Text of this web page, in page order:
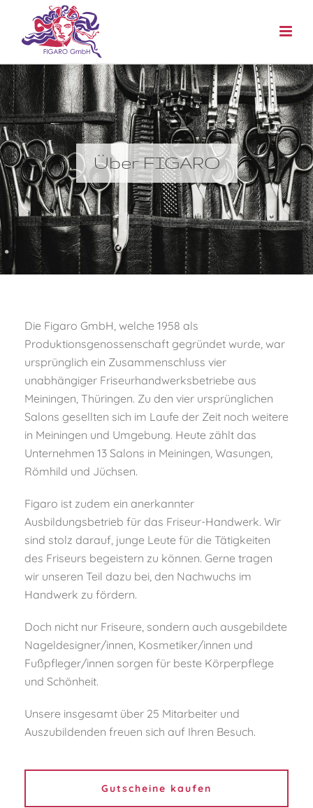
Über FIGARO
Die Figaro GmbH, welche 1958 als
Produktionsgenossenschaft gegründet wurde, war
ursprünglich ein Zusammenschluss vier
unabhängiger Friseurhandwerksbetriebe aus
Meiningen, Thüringen. Zu den vier ursprünglichen
Salons gesellten sich im Laufe der Zeit noch weitere
in Meiningen und Umgebung. Heute zählt das
Unternehmen 13 Salons in Meiningen, Wasungen,
Römhild und Jüchsen.
Figaro ist zudem ein anerkannter
Ausbildungsbetrieb für das Friseur-Handwerk. Wir
sind stolz darauf, junge Leute für die Tätigkeiten
des Friseurs begeistern zu können. Gerne tragen
wir unseren Teil dazu bei, den Nachwuchs im
Handwerk zu fördern.
Doch nicht nur Friseure, sondern auch ausgebildete
Nageldesigner/innen, Kosmetiker/innen und
Fußpfleger/innen sorgen für beste Körperpflege
und Schönheit.
Unsere insgesamt über 25 Mitarbeiter und
Auszubildenden freuen sich auf Ihren Besuch.
Gutscheine kaufen